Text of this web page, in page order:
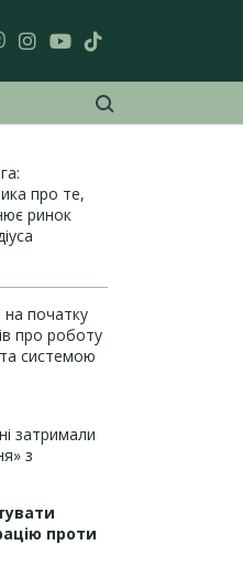
про те,
ринок
на початку
про роботу
системою
затримали
з
проти